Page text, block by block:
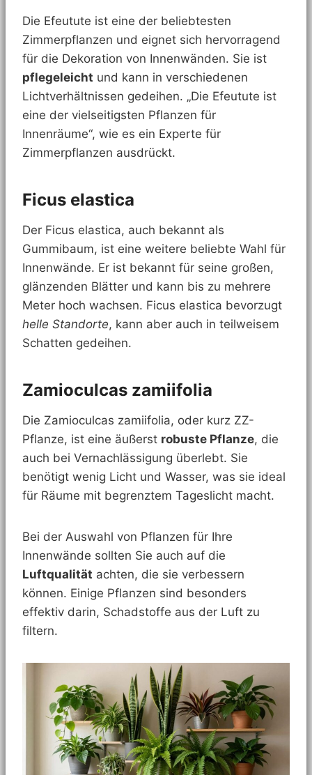
Die Efeutute ist eine der beliebtesten
Zimmerpflanzen und eignet sich hervorragend
für die Dekoration von Innenwänden. Sie ist
pflegeleicht und kann in verschiedenen
Lichtverhältnissen gedeihen. „Die Efeutute ist
eine der vielseitigsten Pflanzen für
Innenräume“, wie es ein Experte für
Zimmerpflanzen ausdrückt.
Ficus elastica
Der Ficus elastica, auch bekannt als
Gummibaum, ist eine weitere beliebte Wahl für
Innenwände. Er ist bekannt für seine großen,
glänzenden Blätter und kann bis zu mehrere
Meter hoch wachsen. Ficus elastica bevorzugt
helle Standorte, kann aber auch in teilweisem
Schatten gedeihen.
Zamioculcas zamiifolia
Die Zamioculcas zamiifolia, oder kurz ZZ-
Pflanze, ist eine äußerst robuste Pflanze, die
auch bei Vernachlässigung überlebt. Sie
benötigt wenig Licht und Wasser, was sie ideal
für Räume mit begrenztem Tageslicht macht.
Bei der Auswahl von Pflanzen für Ihre
Innenwände sollten Sie auch auf die
Luftqualität achten, die sie verbessern
können. Einige Pflanzen sind besonders
effektiv darin, Schadstoffe aus der Luft zu
filtern.